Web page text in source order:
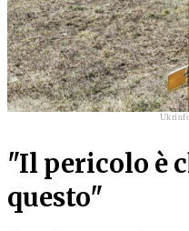
"Il pericolo è
questo"